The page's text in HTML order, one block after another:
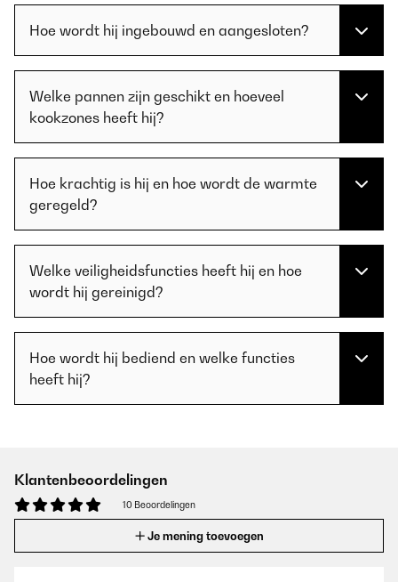
Hoe wordt hij ingebouwd en aangesloten?
Welke pannen zijn geschikt en hoeveel
kookzones heeft hij?
Hoe krachtig is hij en hoe wordt de warmte
geregeld?
Welke veiligheidsfuncties heeft hij en hoe
wordt hij gereinigd?
Hoe wordt hij bediend en welke functies
heeft hij?
Klantenbeoordelingen
10 Beoordelingen
Je mening toevoegen